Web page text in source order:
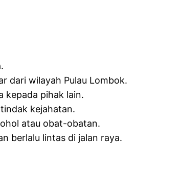
dari wilayah Pulau Lombok.
kepada pihak lain.
kejahatan.
atau obat-obatan.
berlalu lintas di jalan raya.